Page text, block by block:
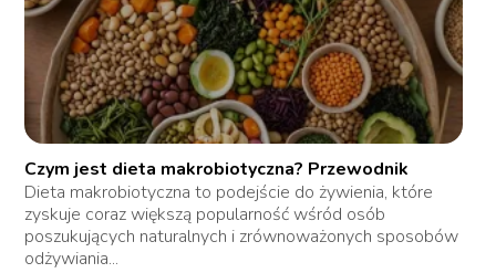
Czym jest dieta makrobiotyczna? Przewodnik
Dieta makrobiotyczna to podejście do żywienia, które
zyskuje coraz większą popularność wśród osób
poszukujących naturalnych i zrównoważonych sposobów
odżywiania...